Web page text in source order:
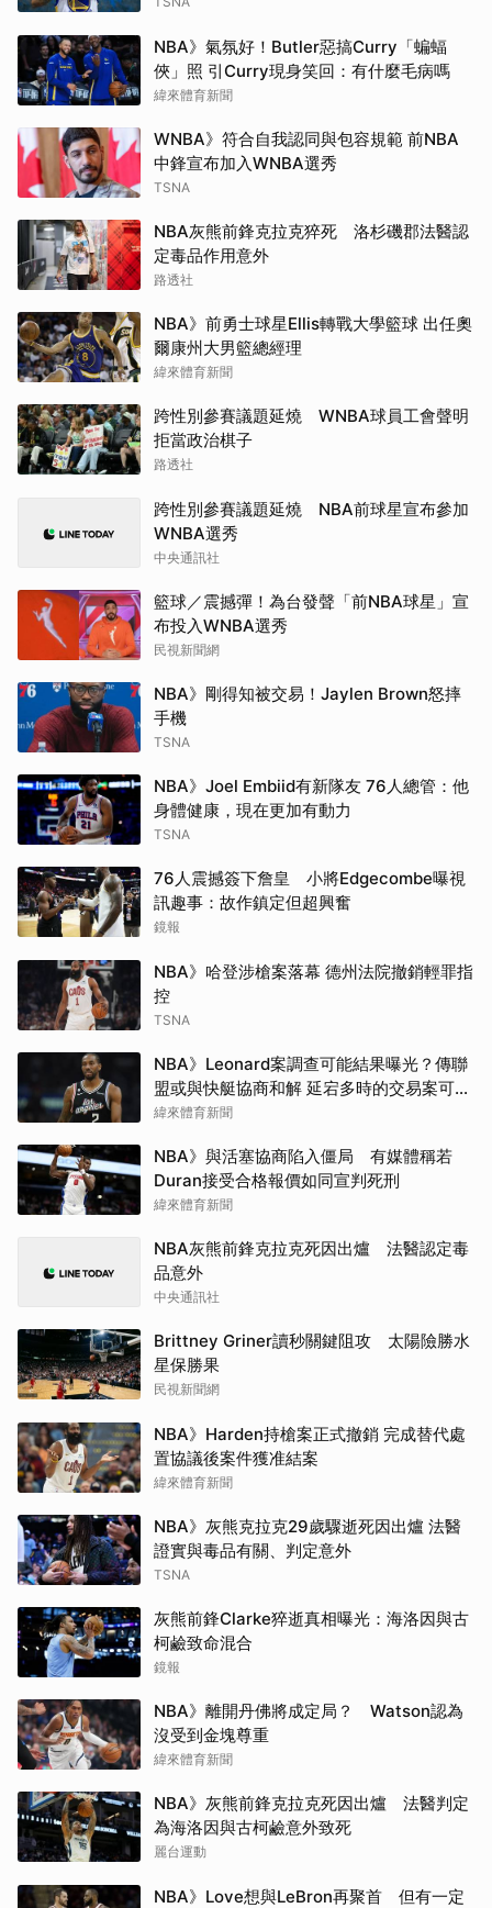
NBA》氣氛好！Butler惡搞Curry「蝙蝠
俠」照 引Curry現身笑回：有什麼毛病嗎
緯來體育新聞
WNBA》符合自我認同與包容規範 前NBA
中鋒宣布加入WNBA選秀
TSNA
NBA灰熊前鋒克拉克猝死 洛杉磯郡法醫認
定毒品作用意外
路透社
NBA》前勇士球星Ellis轉戰大學籃球 出任奧
爾康州大男籃總經理
緯來體育新聞
跨性別參賽議題延燒 WNBA球員工會聲明
拒當政治棋子
路透社
跨性別參賽議題延燒 NBA前球星宣布參加
WNBA選秀
中央通訊社
籃球／震撼彈！為台發聲「前NBA球星」宣
布投入WNBA選秀
民視新聞網
NBA》剛得知被交易！Jaylen Brown怒摔
手機
TSNA
NBA》Joel Embiid有新隊友 76人總管：他
身體健康，現在更加有動力
TSNA
76人震撼簽下詹皇 小將Edgecombe曝視
訊趣事：故作鎮定但超興奮
鏡報
NBA》哈登涉槍案落幕 德州法院撤銷輕罪指
控
TSNA
NBA》Leonard案調查可能結果曝光？傳聯
盟或與快艇協商和解 延宕多時的交易案可望
於開季前成行
緯來體育新聞
NBA》與活塞協商陷入僵局 有媒體稱若
Duran接受合格報價如同宣判死刑
緯來體育新聞
NBA灰熊前鋒克拉克死因出爐 法醫認定毒
品意外
中央通訊社
Brittney Griner讀秒關鍵阻攻 太陽險勝水
星保勝果
民視新聞網
NBA》Harden持槍案正式撤銷 完成替代處
置協議後案件獲准結案
緯來體育新聞
NBA》灰熊克拉克29歲驟逝死因出爐 法醫
證實與毒品有關、判定意外
TSNA
灰熊前鋒Clarke猝逝真相曝光：海洛因與古
柯鹼致命混合
鏡報
NBA》離開丹佛將成定局？ Watson認為
沒受到金塊尊重
緯來體育新聞
NBA》灰熊前鋒克拉克死因出爐 法醫判定
為海洛因與古柯鹼意外致死
麗台運動
NBA》Love想與LeBron再聚首 但有一定